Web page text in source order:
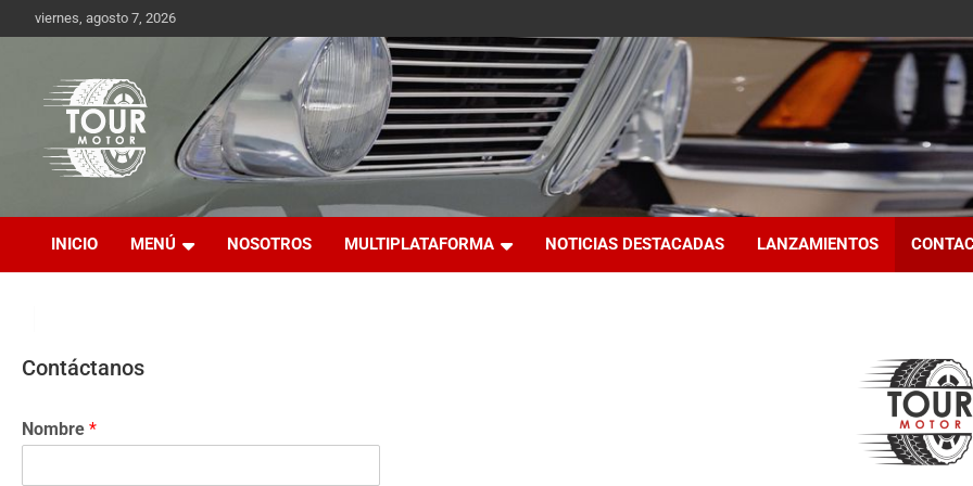
viernes, agosto 7, 2026
Tour Motor
Plataforma de contenido audiovisual para el sector automotriz
INICIO MENÚ NOSOTROS MULTIPLATAFORMA NOTICIAS DESTACADAS LANZAMIENTOS
Contáctanos
Nombre *